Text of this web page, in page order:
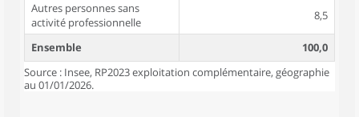
Autres personnes sans
activité professionnelle
8,5
Ensemble
100,0
Source : Insee, RP2023 exploitation complémentaire, géographie
au 01/01/2026.